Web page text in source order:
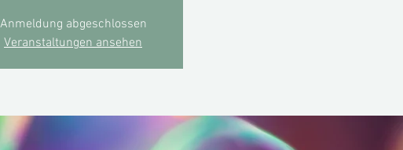
Anmeldung abgeschlossen
Veranstaltungen ansehen